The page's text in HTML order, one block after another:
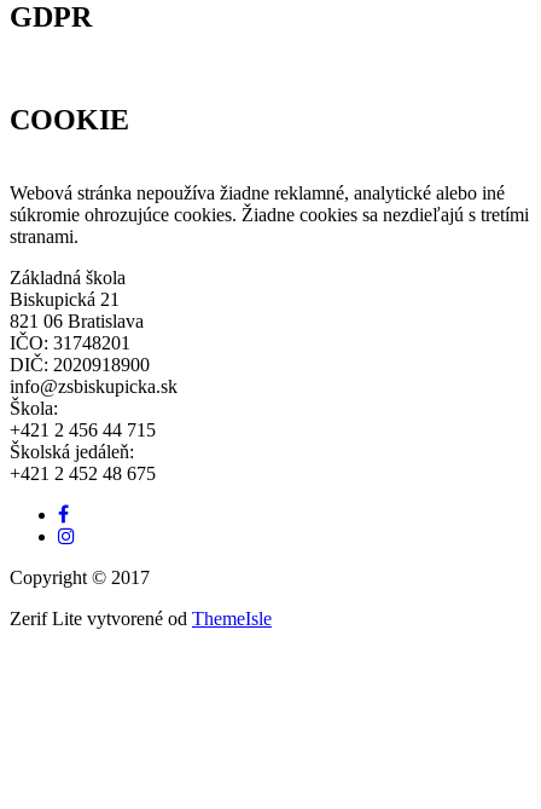
GDPR
COOKIE
Webová stránka nepoužíva žiadne reklamné, analytické alebo iné
súkromie ohrozujúce cookies. Žiadne cookies sa nezdieľajú s tretími
stranami.
Základná škola
Biskupická 21
821 06 Bratislava
IČO: 31748201
DIČ: 2020918900
info@zsbiskupicka.sk
Škola:
+421 2 456 44 715
Školská jedáleň:
+421 2 452 48 675
Facebook
odkaz
Instagram
Copyright © 2017
Zerif Lite vytvorené od ThemeIsle